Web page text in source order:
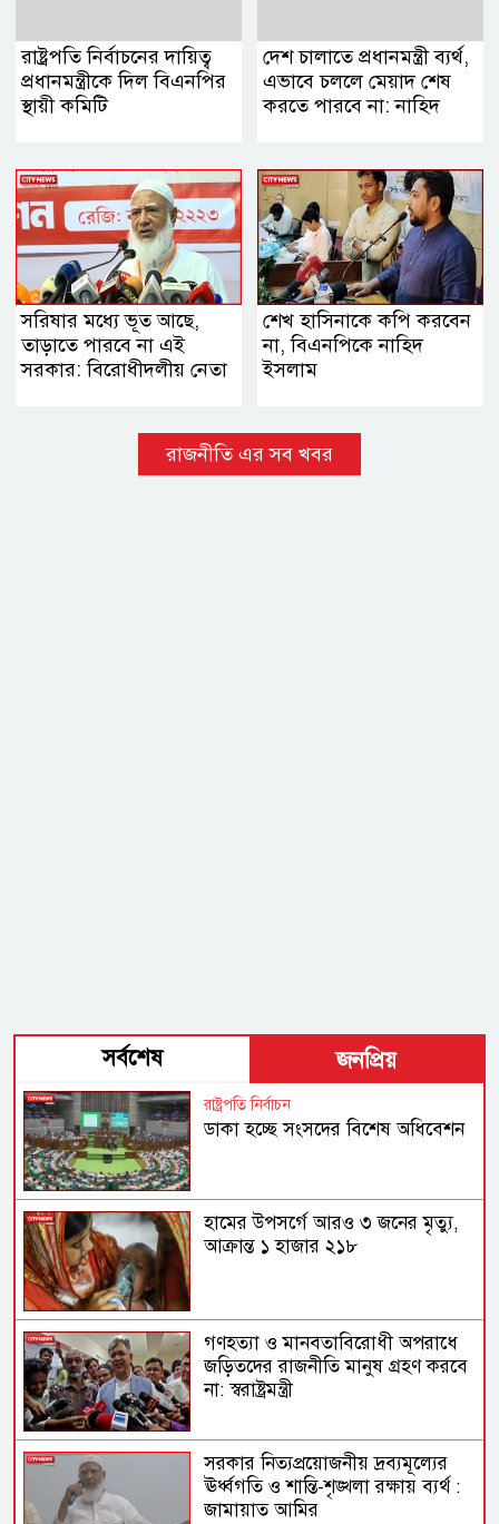
রাষ্ট্রপতি নির্বাচনের দায়িত্ব
প্রধানমন্ত্রীকে দিল বিএনপির
স্থায়ী কমিটি
দেশ চালাতে প্রধানমন্ত্রী ব্যর্থ,
এভাবে চললে মেয়াদ শেষ
করতে পারবে না: নাহিদ
সরিষার মধ্যে ভূত আছে,
তাড়াতে পারবে না এই
সরকার: বিরোধীদলীয় নেতা
শেখ হাসিনাকে কপি করবেন
না, বিএনপিকে নাহিদ
ইসলাম
রাজনীতি এর সব খবর
সর্বশেষ জনপ্রিয়
রাষ্ট্রপতি নির্বাচন
ডাকা হচ্ছে সংসদের বিশেষ অধিবেশন
হামের উপসর্গে আরও ৩ জনের মৃত্যু,
আক্রান্ত ১ হাজার ২১৮
গণহত্যা ও মানবতাবিরোধী অপরাধে
জড়িতদের রাজনীতি মানুষ গ্রহণ করবে
না: স্বরাষ্ট্রমন্ত্রী
সরকার নিত্যপ্রয়োজনীয় দ্রব্যমূল্যের
ঊর্ধ্বগতি ও শান্তি-শৃঙ্খলা রক্ষায় ব্যর্থ :
জামায়াত আমির